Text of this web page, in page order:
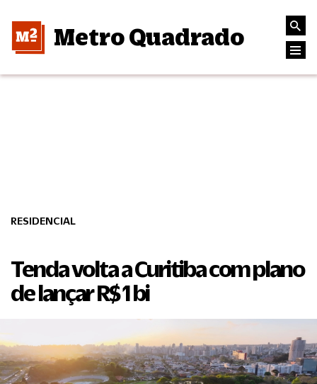
Metro Quadrado
RESIDENCIAL
Tenda volta a Curitiba com plano
de lançar R$ 1 bi